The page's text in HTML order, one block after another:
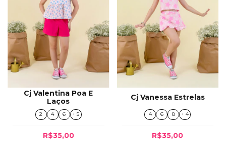
Cj Valentina Poa E
Laços
2 4 6 + 5
R$35,00
Cj Vanessa Estrelas
4 6 8 + 4
R$35,00